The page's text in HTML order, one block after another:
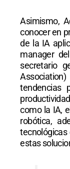
Asimismo,
conocer en
de la IA
manager
secretario
tendencias
como la IA,
robótica,
estas